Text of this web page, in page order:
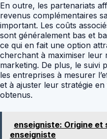
En outre, les partenariats
revenus complémentaires
important. Les coûts
sont généralement bas et
ce qui en fait une option
cherchant à maximiser leur
marketing. De plus, le suivi
les entreprises à mesurer
et à ajuster leur stratégie
obtenus.
enseigniste: Origine
enseigniste